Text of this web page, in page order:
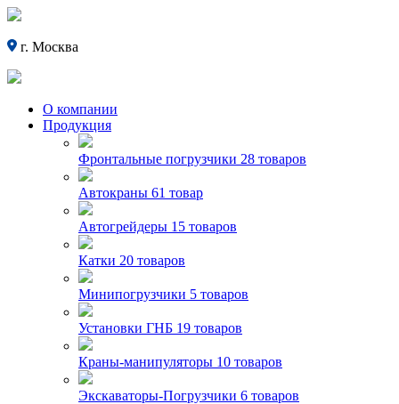
г. Москва
О компании
Продукция
Фронтальные погрузчики 28 товаров
Автокраны 61 товар
Автогрейдеры 15 товаров
Катки 20 товаров
Минипогрузчики 5 товаров
Установки ГНБ 19 товаров
Краны-манипуляторы 10 товаров
Экскаваторы-Погрузчики 6 товаров